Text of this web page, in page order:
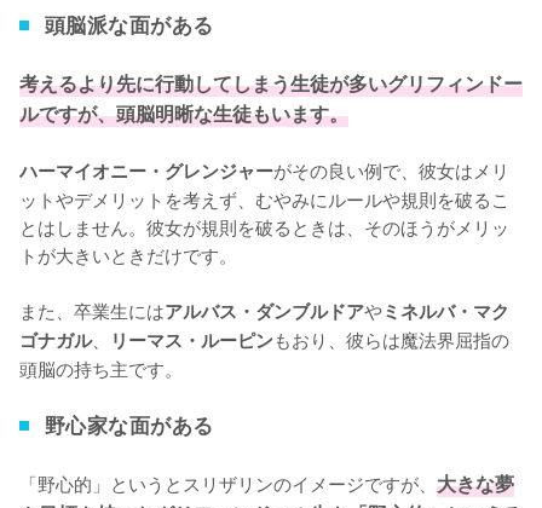
頭脳派な面がある
考えるより先に行動してしまう生徒が多いグリフィンドー
ルですが、頭脳明晰な生徒もいます。
ハーマイオニー・グレンジャーがその良い例で、彼女はメリ
ットやデメリットを考えず、むやみにルールや規則を破るこ
とはしません。彼女が規則を破るときは、そのほうがメリッ
トが大きいときだけです。
また、卒業生にはアルバス・ダンブルドアやミネルバ・マク
ゴナガル、 リーマス・ルーピンもおり、彼らは魔法界屈指の
頭脳の持ち主です。
野心家な面がある
「野心的」というとスリザリンのイメージですが、 大きな夢